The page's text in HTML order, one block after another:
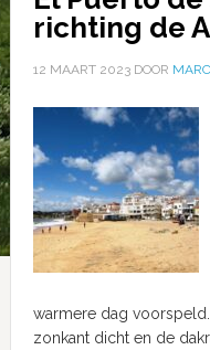
richting de
12 MAART 2023DOOR
warmere dag
zonkant dicht en de